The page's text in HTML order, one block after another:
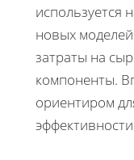
используется
новых
затраты на
компоненты.
ориентиром